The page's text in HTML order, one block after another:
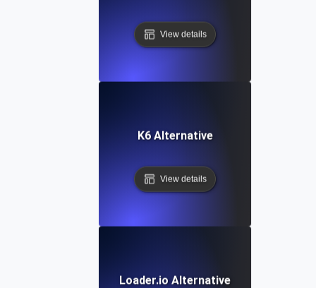
View details
K6 Alternative
View details
Loader.io Alternative